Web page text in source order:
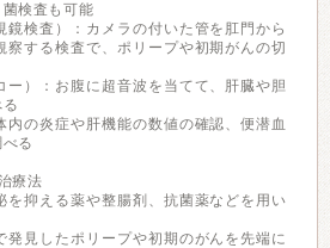
検査も可能
鏡検査）：カメラの付いた管を肛門から
察する検査で、ポリープや初期がんの切
ー）：お腹に超音波を当てて、肝臓や胆
内の炎症や肝機能の数値の確認、便潜血
る
療法
を抑える薬や整腸剤、抗菌薬などを用い
発見したポリープや初期のがんを先端に